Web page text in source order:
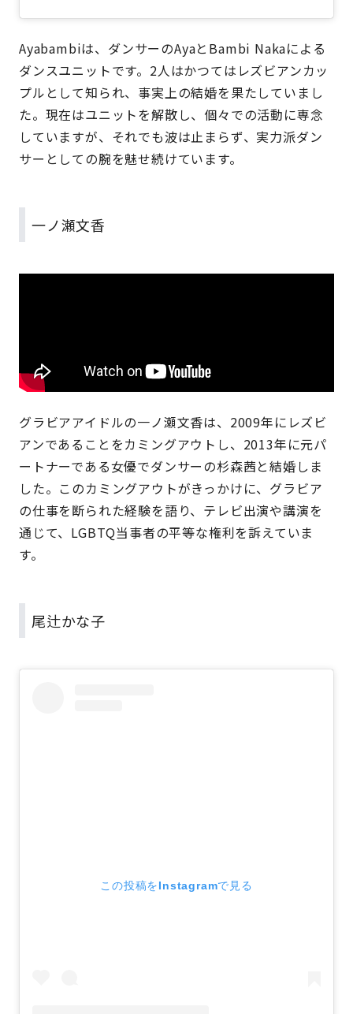
Ayabambiは、ダンサーのAyaとBambi Nakaによる
ダンスユニットです。2人はかつてはレズビアンカッ
プルとして知られ、事実上の結婚を果たしていまし
た。現在はユニットを解散し、個々での活動に専念
していますが、それでも波は止まらず、実力派ダン
サーとしての腕を魅せ続けています。
一ノ瀬文香
グラビアアイドルの一ノ瀬文香は、2009年にレズビ
アンであることをカミングアウトし、2013年に元パ
ートナーである女優でダンサーの杉森茜と結婚しま
した。このカミングアウトがきっかけに、グラビア
の仕事を断られた経験を語り、テレビ出演や講演を
通じて、LGBTQ当事者の平等な権利を訴えていま
す。
尾辻かな子
この投稿をInstagramで見る